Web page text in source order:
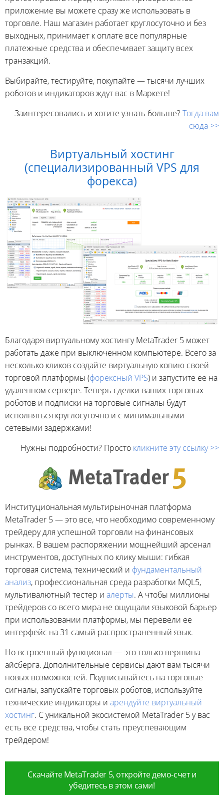
приложение вы можете сразу же использовать в
торговле. Наш магазин работает круглосуточно и без
выходных, принимает к оплате все популярные
платежные средства и обеспечивает защиту всех
транзакций.
Выбирайте, тестируйте, покупайте — тысячи лучших
роботов и индикаторов ждут вас в Маркете!
Заинтересовались и хотите узнать больше? Тогда вам
сюда >>
Виртуальный хостинг
(специализированный VPS для
форекса)
Благодаря виртуальному хостингу MetaTrader 5 может
работать даже при выключенном компьютере. Всего за
несколько кликов создайте виртуальную копию своей
торговой платформы (форексный VPS) и запустите ее на
удаленном сервере. Теперь сделки ваших торговых
роботов и подписки на торговые сигналы будут
исполняться круглосуточно и с минимальными
сетевыми задержками!
Нужны подробности? Просто кликните эту ссылку >>
Институциональная мультирыночная платформа
MetaTrader 5 — это все, что необходимо современному
трейдеру для успешной торговли на финансовых
рынках. В вашем распоряжении мощнейший арсенал
инструментов, доступных по клику мыши: гибкая
торговая система, технический и фундаментальный
анализ, профессиональная среда разработки MQL5,
мультивалютный тестер и алерты. А чтобы миллионы
трейдеров со всего мира не ощущали языковой барьер
при использовании платформы, мы перевели ее
интерфейс на 31 самый распространенный язык.
Но встроенный функционал — это только вершина
айсберга. Дополнительные сервисы дают вам тысячи
новых возможностей. Подписывайтесь на торговые
сигналы, запускайте торговых роботов, используйте
технические индикаторы и арендуйте виртуальный
хостинг. С уникальной экосистемой MetaTrader 5 у вас
есть все средства, чтобы стать преуспевающим
трейдером!
Скачайте MetaTrader 5, откройте демо-счет и
убедитесь в этом сами!